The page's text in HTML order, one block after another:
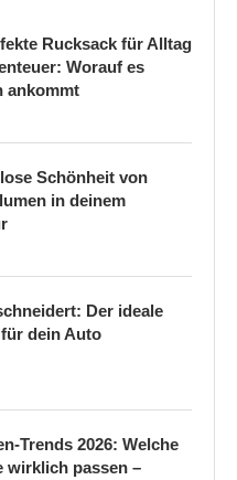
Rucksack für Alltag
Worauf es
ankommt
Schönheit von
in deinem
Der ideale
dein Auto
Trends 2026: Welche
wirklich passen –